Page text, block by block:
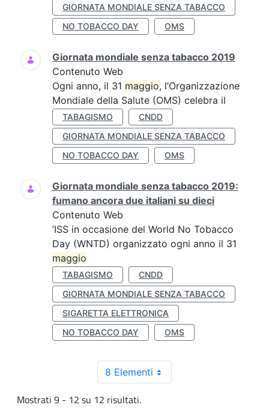
GIORNATA MONDIALE SENZA TABACCO
NO TOBACCO DAY
OMS
Giornata mondiale senza tabacco 2019
Contenuto Web
Ogni anno, il 31 maggio, l’Organizzazione
Mondiale della Salute (OMS) celebra il
TABAGISMO
CNDD
GIORNATA MONDIALE SENZA TABACCO
NO TOBACCO DAY
OMS
Giornata mondiale senza tabacco 2019:
fumano ancora due italiani su dieci
Contenuto Web
’ISS in occasione del World No Tobacco
Day (WNTD) organizzato ogni anno il 31
maggio
TABAGISMO
CNDD
GIORNATA MONDIALE SENZA TABACCO
SIGARETTA ELETTRONICA
NO TOBACCO DAY
OMS
8 Elementi
Mostrati 9 - 12 su 12 risultati.